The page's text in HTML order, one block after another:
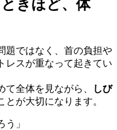
きほど、体
題ではなく、首の負担や
レスが重なって起きてい
全体を見ながら、
しび
とが大切になります。
う」